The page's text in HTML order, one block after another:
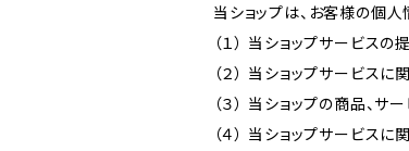
当ショップは、お客様の個
（１） 当ショップサービスの
（２） 当ショップサービス
（３） 当ショップの商品、
（４） 当ショップサービス